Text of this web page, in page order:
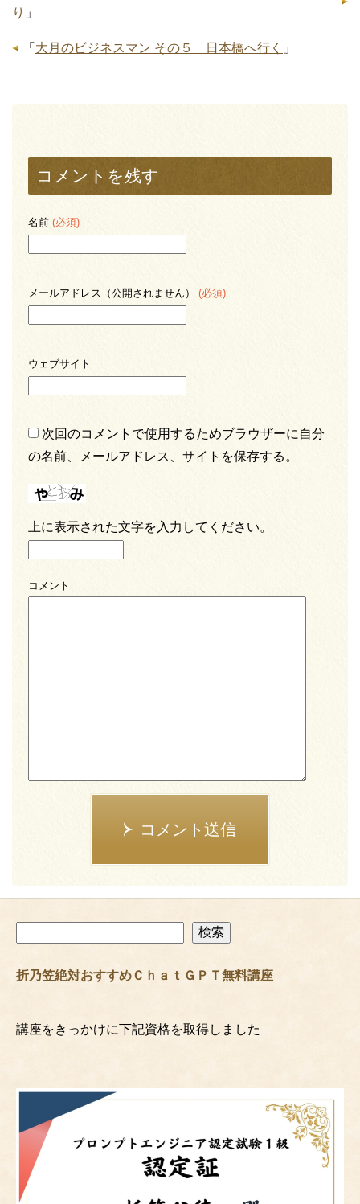
り 」
「 大月のビジネスマン その５ 日本橋へ行く 」
コメントを残す
名前 (必須)
メールアドレス（公開されません） (必須)
ウェブサイト
次回のコメントで使用するためブラウザーに自分
の名前、メールアドレス、サイトを保存する。
上に表示された文字を入力してください。
コメント
コメント送信
索
検索
折乃笠絶対おすすめＣｈａｔＧＰＴ無料講座
講座をきっかけに下記資格を取得しました